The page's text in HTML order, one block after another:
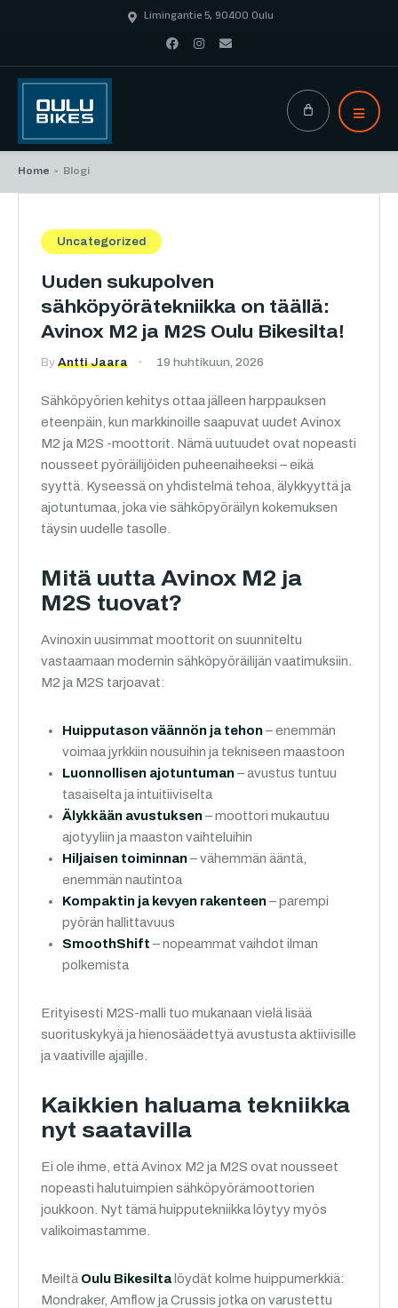
Limingantie 5, 90400 Oulu
Home > Blogi
Uncategorized
Uuden sukupolven
sähköpyörätekniikka on täällä:
Avinox M2 ja M2S Oulu Bikesilta!
By Antti Jaara 19 huhtikuun, 2026
Sähköpyörien kehitys ottaa jälleen harppauksen
eteenpäin, kun markkinoille saapuvat uudet Avinox
M2 ja M2S -moottorit. Nämä uutuudet ovat nopeasti
nousseet pyöräilijöiden puheenaiheeksi – eikä
syyttä. Kyseessä on yhdistelmä tehoa, älykkyyttä ja
ajotuntumaa, joka vie sähköpyöräilyn kokemuksen
täysin uudelle tasolle.
Mitä uutta Avinox M2 ja
M2S tuovat?
Avinoxin uusimmat moottorit on suunniteltu
vastaamaan modernin sähköpyöräilijän vaatimuksiin.
M2 ja M2S tarjoavat:
Huipputason väännön ja tehon– enemmän
voimaa jyrkkiin nousuihin ja tekniseen maastoon
Luonnollisen ajotuntuman– avustus tuntuu
tasaiselta ja intuitiiviselta
Älykkään avustuksen– moottori mukautuu
ajotyyliin ja maaston vaihteluihin
Hiljaisen toiminnan– vähemmän ääntä,
enemmän nautintoa
Kompaktin ja kevyen rakenteen– parempi
pyörän hallittavuus
SmoothShift – nopeammat vaihdot ilman
polkemista
Erityisesti M2S-malli tuo mukanaan vielä lisää
suorituskykyä ja hienosäädettyä avustusta aktiivisille
ja vaativille ajajille.
Kaikkien haluama tekniikka
nyt saatavilla
Ei ole ihme, että Avinox M2 ja M2S ovat nousseet
nopeasti halutuimpien sähköpyörämoottorien
joukkoon. Nyt tämä huipputekniikka löytyy myös
valikoimastamme.
Meiltä Oulu Bikesilta löydät kolme huippumerkkiä:
Mondraker, Amflow ja Crussis jotka on varustettu